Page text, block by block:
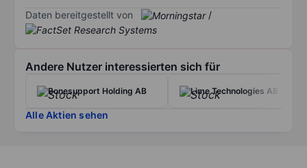
Daten bereitgestellt von /
Andere Nutzer interessierten sich für
Bonesupport Holding AB Lime Technologies AB
Alle Aktien sehen